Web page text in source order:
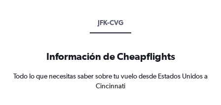
JFK-CVG
Información de Cheapflights
Todo lo que necesitas saber sobre tu vuelo desde Estados Unidos a
Cincinnati